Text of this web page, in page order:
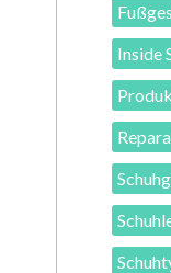
Inside